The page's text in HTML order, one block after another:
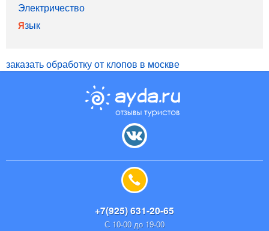
Электричество
Язык
заказать обработку от клопов в москве
+7(925) 631-20-65
С 10-00 до 19-00